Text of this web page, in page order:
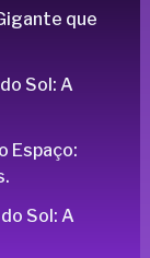
que
Sol: A
Espaço:
Sol: A